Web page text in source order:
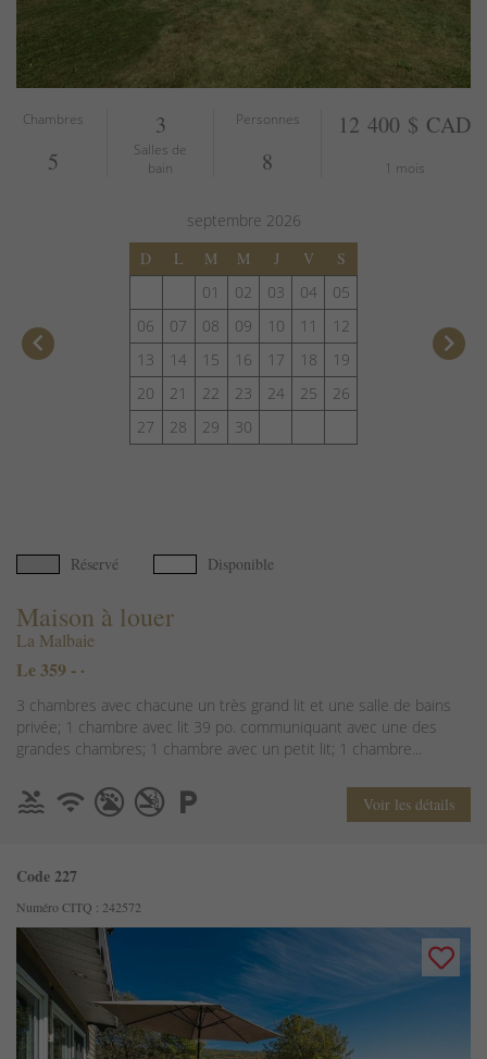
Chambres
5
3
Salles de
bain
Personnes
8
12 400 $ CAD
1 mois
keyboard_arrow_left
septembre 2026
D
L M M J V
S
01
02 03 04
05
06
07 08 09 10 11
12
13
14 15 16 17 18
19
20
21 22 23 24 25
26
27
28 29 30
keyboard_arrow_right
Réservé Disponible
Maison à louer
La Malbaie
Le 359 - ·
3 chambres avec chacune un très grand lit et une salle de bains
privée; 1 chambre avec lit 39 po. communiquant avec une des
grandes chambres; 1 chambre avec un petit lit; 1 chambre...
Voir les détails
Code 227
Numéro CITQ : 242572